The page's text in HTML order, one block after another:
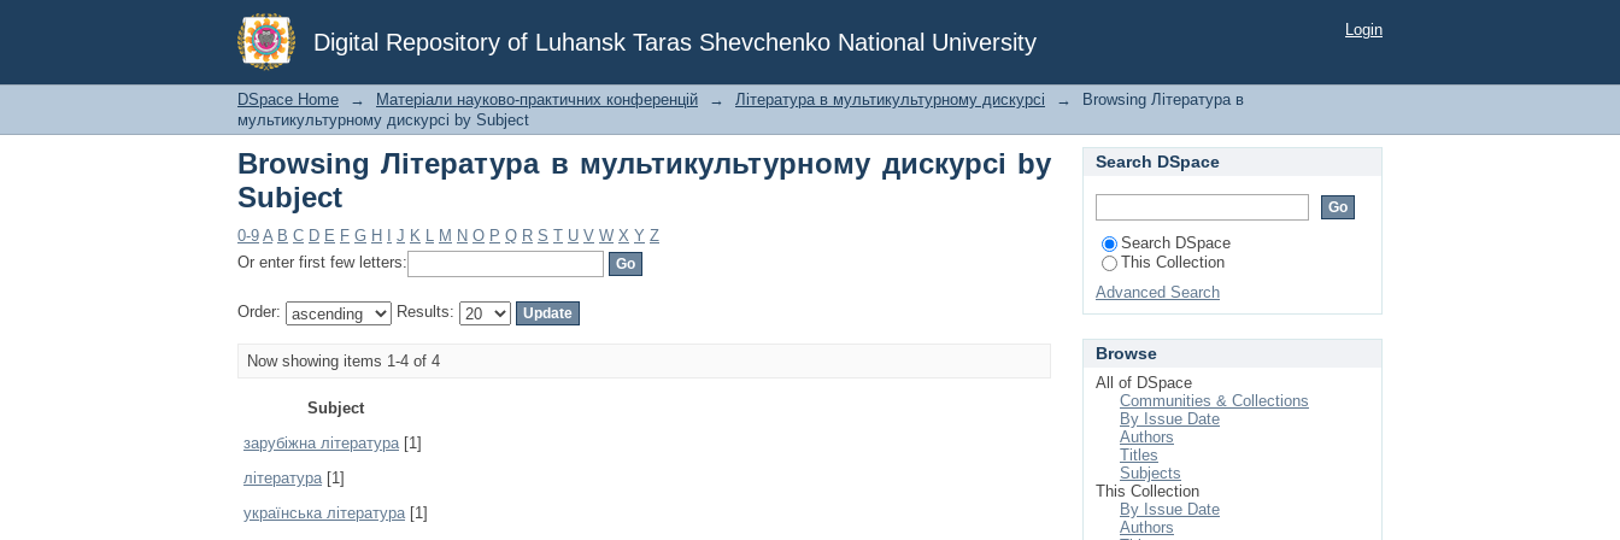
Digital Repository of Luhansk Taras Shevchenko National University
Browsing Література в мультикультурному дискурсі by Subject Login
DSpace Home → Матеріали науково-практичних конференцій → Література в мультикультурному дискурсі →
Browsing Література в
мультикультурному дискурсі by Subject
Browsing Література в мультикультурному дискурсі by
Subject
0-9 A B C D E F G H J K L M N O P Q R S T U V W X Y Z
Or enter first few letters:
Order: Results:
Now showing items 1-4 of 4
Subject
зарубіжна література[1]
література[1]
українська література[1]
Search DSpace
Search DSpace
This Collection
Advanced Search
Browse
All of DSpace
Communities & Collections
By Issue Date
Authors
Titles
Subjects
This Collection
By Issue Date
Authors